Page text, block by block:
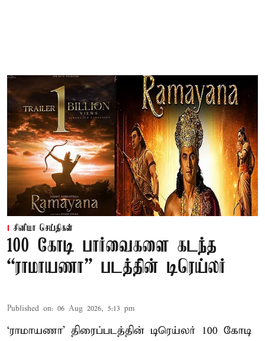
சினிமா செய்திகள்
100 கோடி பார்வைகளை கடந்த
“ராமாயணா” படத்தின் டிரெய்லர்
Published on: 06 Aug 2026, 5:13 pm
‘ராமாயணா’ திரைப்படத்தின் டிரெய்லர் 100 கோடி